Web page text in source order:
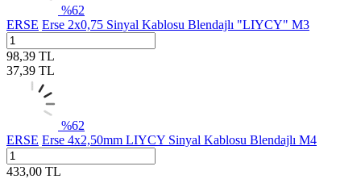
%62
ERSE Erse 2x0,75 Sinyal Kablosu Blendajlı "LIYCY" M3
98,39 TL
37,39 TL
%62
ERSE Erse 4x2,50mm LIYCY Sinyal Kablosu Blendajlı M4
433,00 TL